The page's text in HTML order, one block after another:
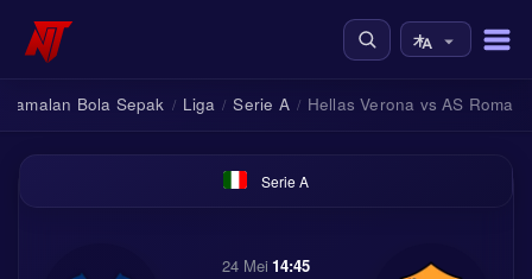
Ramalan Bola Sepak / Liga / Serie A / Hellas Verona vs AS Roma
Serie A
24 Mei 14:45